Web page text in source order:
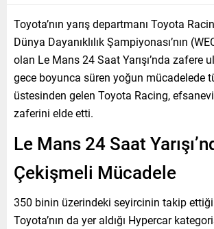
Toyota’nın yarış departmanı Toyota
Dünya Dayanıklılık Şampiyonası’nın
olan Le Mans 24 Saat Yarışı’nda zafere
gece boyunca süren yoğun mücadelede
üstesinden gelen Toyota Racing, efsanevi
zaferini elde etti.
Le Mans 24 Saat
Çekişmeli Mücadele
350 binin üzerindeki seyircinin takip ettiği
Toyota’nın da yer aldığı Hypercar